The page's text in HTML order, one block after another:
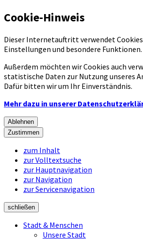
Cookie-Hinweis
Dieser Internetauftritt verwendet
Einstellungen und besondere Funktionen.
Außerdem möchten wir Cookies auch
statistische Daten zur Nutzung unseres
Dafür bitten wir um Ihr Einverständnis.
Mehr dazu in unserer
Ablehnen
Zustimmen
zum Inhalt
zur Volltextsuche
zur Hauptnavigation
zur Navigation
zur Servicenavigation
schließen
Stadt & Menschen
Unsere Stadt